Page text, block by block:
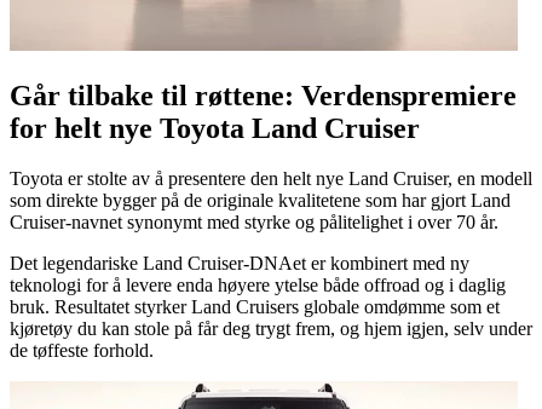
Går tilbake til røttene: Verdenspremiere
for helt nye Toyota Land Cruiser
Toyota er stolte av å presentere den helt nye Land Cruiser, en modell
som direkte bygger på de originale kvalitetene som har gjort Land
Cruiser-navnet synonymt med styrke og pålitelighet i over 70 år.
Det legendariske Land Cruiser-DNAet er kombinert med ny
teknologi for å levere enda høyere ytelse både offroad og i daglig
bruk. Resultatet styrker Land Cruisers globale omdømme som et
kjøretøy du kan stole på får deg trygt frem, og hjem igjen, selv under
de tøffeste forhold.